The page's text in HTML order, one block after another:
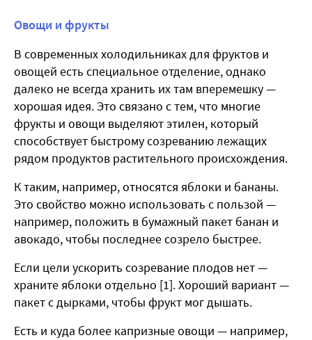
Овощи и фрукты
В современных холодильниках для фруктов и
овощей есть специальное отделение, однако
далеко не всегда хранить их там вперемешку —
хорошая идея. Это связано с тем, что многие
фрукты и овощи выделяют этилен, который
способствует быстрому созреванию лежащих
рядом продуктов растительного происхождения.
К таким, например, относятся яблоки и бананы.
Это свойство можно использовать с пользой —
например, положить в бумажный пакет банан и
авокадо, чтобы последнее созрело быстрее.
Если цели ускорить созревание плодов нет —
храните яблоки отдельно [1]. Хороший вариант —
пакет с дырками, чтобы фрукт мог дышать.
Есть и куда более капризные овощи — например,